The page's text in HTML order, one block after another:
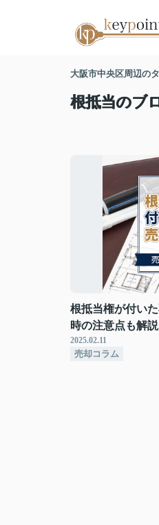
大阪市中央区周辺の
根抵当のブ
根抵当権が付い
時の注意点も解説
2025.02.11
売却コラム